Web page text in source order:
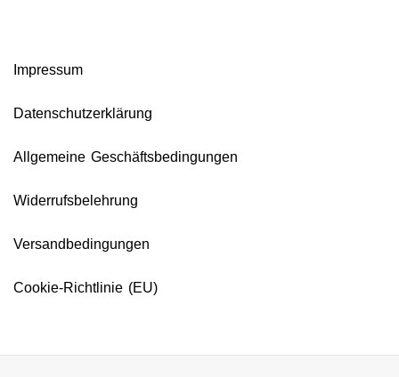
Impressum
Datenschutzerklärung
Allgemeine Geschäftsbedingungen
Widerrufsbelehrung
Versandbedingungen
Cookie-Richtlinie (EU)